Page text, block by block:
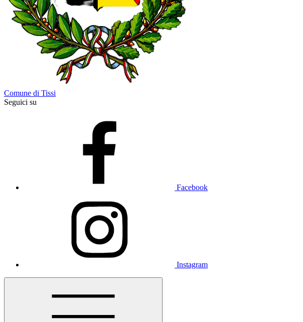
Comune di Tissi
Seguici su
Facebook
Instagram